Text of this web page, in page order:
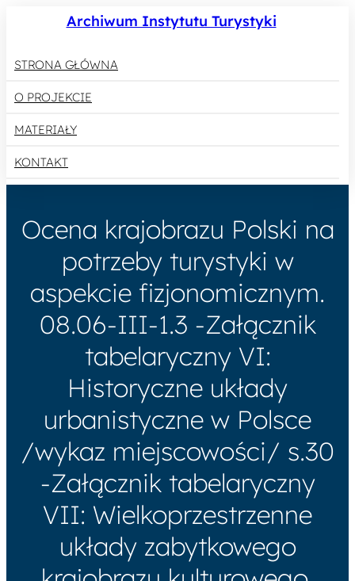
Archiwum Instytutu Turystyki
STRONA GŁÓWNA
O PROJEKCIE
MATERIAŁY
KONTAKT
Ocena krajobrazu Polski na
potrzeby turystyki w
aspekcie fizjonomicznym.
08.06-III-1.3 -Załącznik
tabelaryczny VI:
Historyczne układy
urbanistyczne w Polsce
/wykaz miejscowości/ s.30
-Załącznik tabelaryczny
VII: Wielkoprzestrzenne
układy zabytkowego